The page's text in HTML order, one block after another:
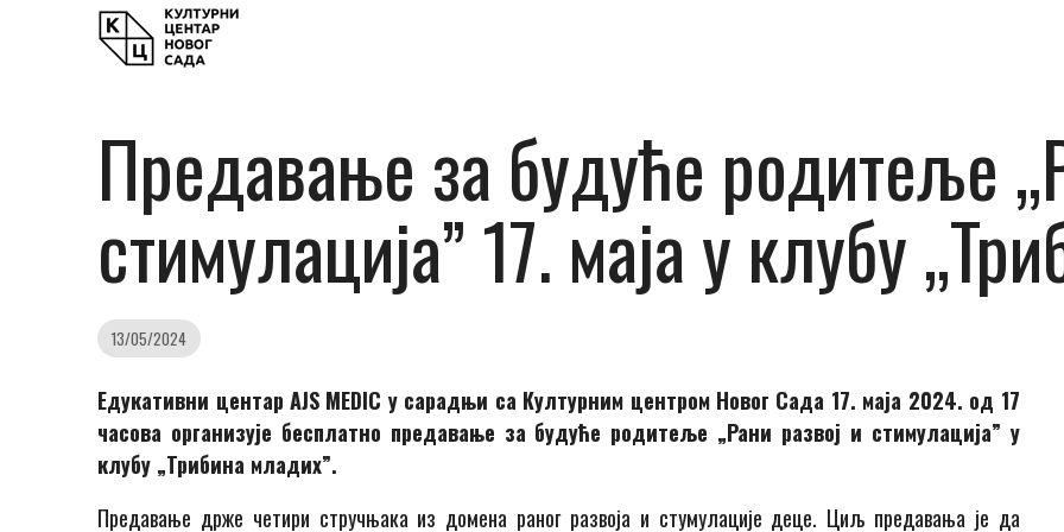
Предавање за будуће родитеље
стимулација” 17. маја у клубу
13/05/2024
Едукативни центар AJS MEDIC у сарадњи са Културним центром Новог Сада 17. маја 2024. од 17
часова организује бесплатно предавање за будуће родитеље „Рани развој и стимулација” у
клубу „Трибина младих”.
Предавање држе четири стручњака из домена раног развоја и стумулације деце. Циљ предавања је да